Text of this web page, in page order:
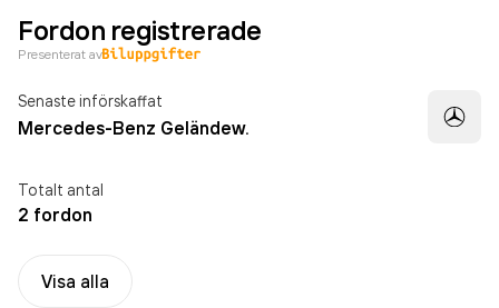
Fordon registrerade
Presenterat av
Senaste införskaffat
Mercedes-Benz Geländew.
Totalt antal
2 fordon
Visa alla